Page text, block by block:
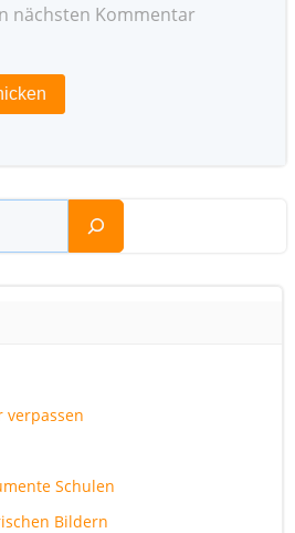
nächsten Kommentar
verpassen
Schulen
Bildern